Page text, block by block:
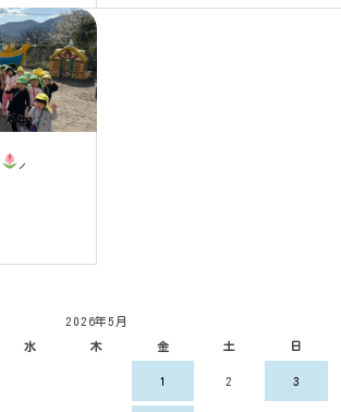
⸝‍
2026年5月
水 木 金 土 日
1 2 3